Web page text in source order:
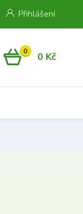
Přihlášení
0 0 Kč